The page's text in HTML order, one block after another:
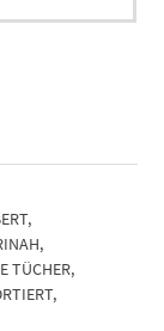
,
,
TÜCHER,
,